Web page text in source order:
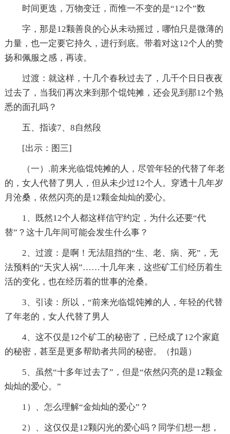
时间更迭，万物变迁，而惟一不变的是“12个”数
字，那是12颗善良的心从未动摇过，哪怕只是微薄的
力量，也一定要它持久，进行到底。带着对这12个人的赞
扬和佩服之感，再读。
过渡：就这样，十几个春秋过去了，几千个日日夜夜
过去了，当我们再次来到那个馄饨摊，还会见到那12个熟
悉的面孔吗？
五、指读7、8自然段
[出示：图三]
（一）.前来光临馄饨摊的人，尽管年轻的代替了年老
的，女人代替了男人，但从未少过12个人。穿透十几年岁
月沧桑，依然闪亮的是12颗金灿灿的爱心。
1、既然12个人都这样信守约定，为什么还要“代
替”？这十几年间可能会发生什么事？
2、过渡：是啊！无法阻挡的“生、老、病、死”，无
法预料的“天灾人祸”……十几年来，这些矿工们经历着生
活的变化，也在经历着的世事的沧桑。
3、引读：所以，“前来光临馄饨摊的人，年轻的代替
了年老的，女人代替了男人
4、这不仅是12个矿工的秘密了，已经成了12个家庭
的秘密，甚至是更多帮助者共同的秘密。（扣题）
5、虽然“十多年过去了”，但是“依然闪亮的是12颗金
灿灿的爱心。”
1）、怎么理解“金灿灿的爱心”？
2）、这仅仅是12颗闪光的爱心吗？同学们想一想，